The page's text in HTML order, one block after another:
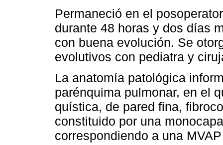
Permaneció en el
durante 48 horas y dos días
con buena evolución. Se
evolutivos con pediatra y
La anatomía patológica
parénquima pulmonar, en el
quística, de pared fina,
constituido por una
correspondiendo a una